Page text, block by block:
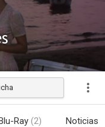
Estrenada
Ray (2) Noticias